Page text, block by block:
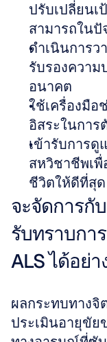
ปรับเปลี่ยนเ
สามารถใน
ดำเนินการว
รับรองความ
อนาคต
ใช้เครื่องมือ
อิสระในการ
เข้ารับการ
สหวิชาชีพเ
ชีวิตให้ดีที่สุด
จะจัดการกั
รับทราบกา
ALS ได้อย่า
ผลกระทบทางจิ
ประเมินอายุขัย